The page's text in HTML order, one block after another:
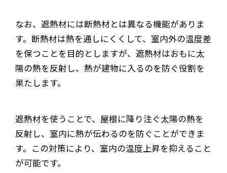
なお、遮熱材には断熱材とは異なる機能がありま
す。断熱材は熱を通しにくくして、室内外の温度差
を保つことを目的としますが、遮熱材はおもに太
陽の熱を反射し、熱が建物に入るのを防ぐ役割を
果たします。
遮熱材を使うことで、屋根に降り注ぐ太陽の熱を
反射し、室内に熱が伝わるのを防ぐことができま
す。この対策により、室内の温度上昇を抑えること
が可能です。